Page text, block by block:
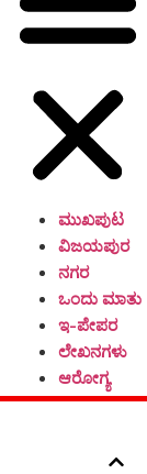
ಮುಖಪುಟ
ವಿಜಯಪುರ
ನಗರ
ಒಂದು ಮಾತು
ಇ-ಪೇಪರ
ಲೇಖನಗಳು
ಆರೋಗ್ಯ